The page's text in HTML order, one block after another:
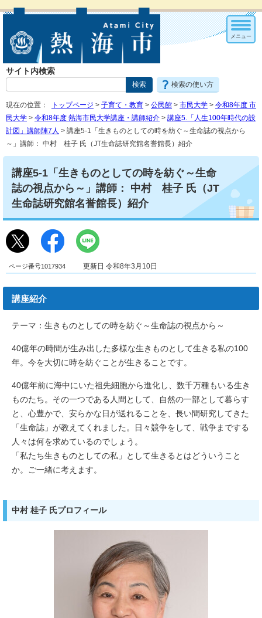
サイト内検索
検索の使い方
メニュー
現在の位置： トップページ > 子育て・教育 > 公民館 > 市民大学 > 令和8年度 市
民大学 > 令和8年度 熱海市民大学講座・講師紹介 > 講座5.「人生100年時代の設
計図」講師陣7人 > 講座5-1「生きものとしての時を紡ぐ～生命誌の視点から
～」講師： 中村 桂子 氏（JT生命誌研究館名誉館長）紹介
講座5-1「生きものとしての時を紡ぐ～生命
誌の視点から～」講師： 中村 桂子 氏（JT
生命誌研究館名誉館長）紹介
ページ番号1017934 更新日 令和8年3月10日
講座紹介
テーマ：生きものとしての時を紡ぐ～生命誌の視点から～
40億年の時間が生み出した多様な生きものとして生きる私の100
年。今を大切に時を紡ぐことが生きることです。
40億年前に海中にいた祖先細胞から進化し、数千万種もいる生き
ものたち。その一つである人間として、自然の一部として暮らす
と、心豊かで、安らかな日が送れることを、長い間研究してきた
「生命誌」が教えてくれました。日々競争をして、戦争までする
人々は何を求めているのでしょう。
「私たち生きものとしての私」として生きるとはどういうこと
か。ご一緒に考えます。
中村 桂子 氏プロフィール